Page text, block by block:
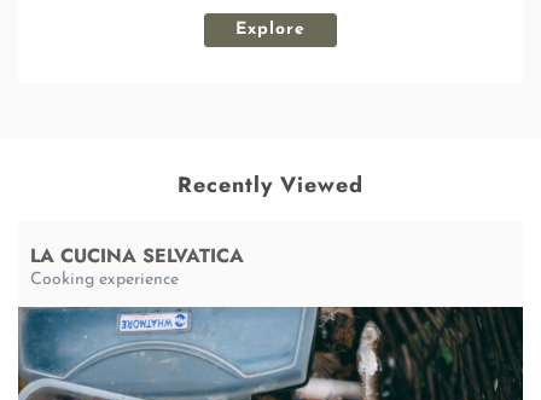
Explore
Recently Viewed
LA CUCINA SELVATICA
Cooking experience